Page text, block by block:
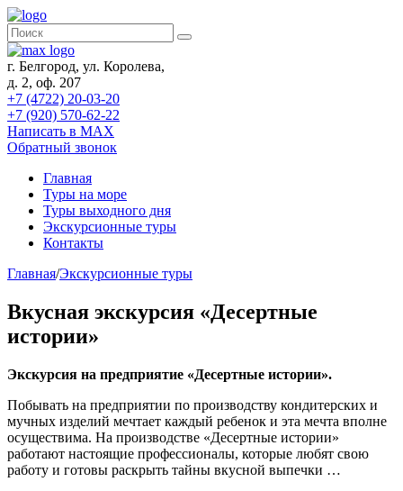
г. Белгород, ул. Королева,
д. 2, оф. 207
+7 (4722) 20-03-20
+7 (920) 570-62-22
Написать в MAX
Обратный звонок
Главная
Туры на море
Туры выходного дня
Экскурсионные туры
Контакты
Главная/Экскурсионные туры
Вкусная экскурсия «Десертные
истории»
Экскурсия на предприятие «Десертные истории».
Побывать на предприятии по производству кондитерских и
мучных изделий мечтает каждый ребенок и эта мечта вполне
осуществима. На производстве «Десертные истории»
работают настоящие профессионалы, которые любят свою
работу и готовы раскрыть тайны вкусной выпечки …